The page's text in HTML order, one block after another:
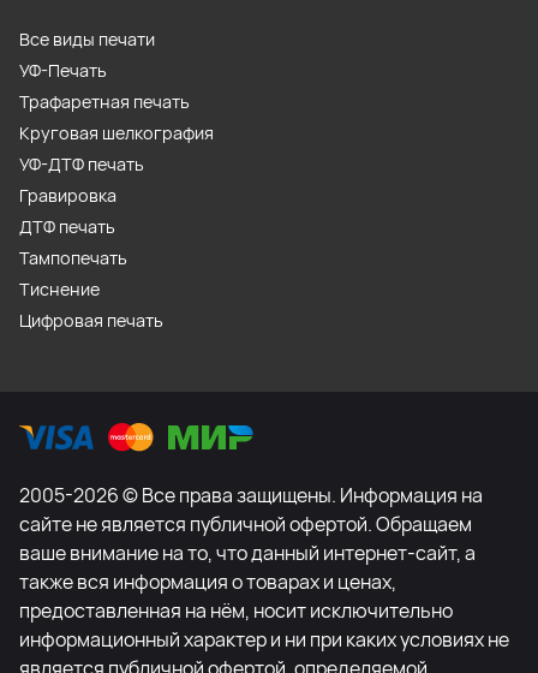
Все виды печати
УФ-Печать
Трафаретная печать
Круговая шелкография
УФ-ДТФ печать
Гравировка
ДТФ печать
Тампопечать
Тиснение
Цифровая печать
2005-2026 © Все права защищены. Информация на
сайте не является публичной офертой. Обращаем
ваше внимание на то, что данный интернет-сайт, а
также вся информация о товарах и ценах,
предоставленная на нём, носит исключительно
информационный характер и ни при каких условиях не